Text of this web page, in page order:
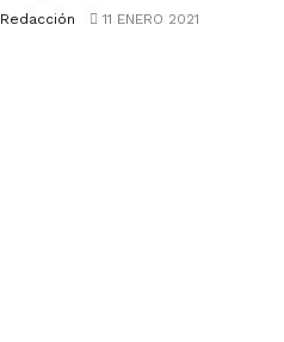
Redacción 11 ENERO 2021